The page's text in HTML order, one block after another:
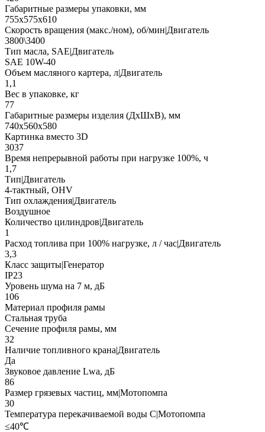
Габаритные размеры упаковки, мм
755х575х610
Скорость вращения (макс./ном), об/мин|Двигатель
3800\3400
Тип масла, SAE|Двигатель
SAE 10W-40
Объем масляного картера, л|Двигатель
1,1
Вес в упаковке, кг
77
Габаритные размеры изделия (ДхШхВ), мм
740х560х580
Картинка вместо 3D
3037
Время непрерывной работы при нагрузке 100%, ч
1,7
Тип|Двигатель
4-тактный, OHV
Тип охлаждения|Двигатель
Воздушное
Количество цилиндров|Двигатель
1
Расход топлива при 100% нагрузке, л / час|Двигатель
3,3
Класс защиты|Генератор
IP23
Уровень шума на 7 м, дБ
106
Материал профиля рамы
Стальная труба
Сечение профиля рамы, мм
32
Наличие топливного крана|Двигатель
Да
Звуковое давление Lwa, дБ
86
Размер грязевых частиц, мм|Мотопомпа
30
Температура перекачиваемой воды С|Мотопомпа
≤40℃